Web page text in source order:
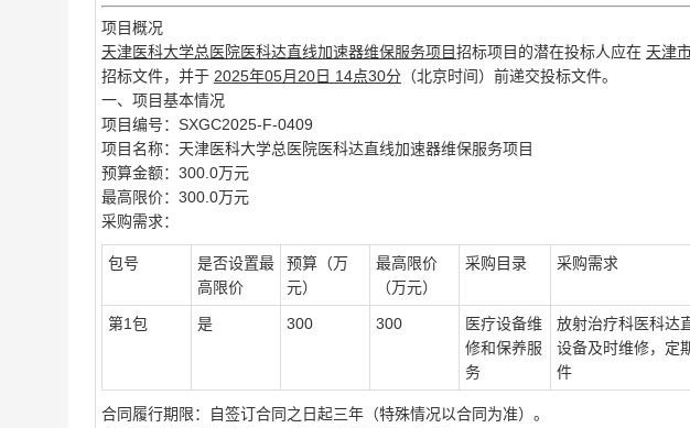
项目概况
天津医科大学总医院医科达直线加速器维保服务项目招标项目的潜在投标人应在 天津
招标文件，并于 2025年05月20日 14点30分 （北京时间）前递交投标文件。
一、项目基本情况
项目编号：SXGC2025-F-0409
项目名称：天津医科大学总医院医科达直线加速器维保服务项目
预算金额：300.0万元
最高限价：300.0万元
采购需求：
包号
是否设置最
高限价
预算（万
元）
最高限价
（万元）
采购目录 采购需求
第1包 是 300 300
医疗设备维
修和保养服
务
放射治疗科医科达
设备及时维修，定
件
合同履行期限：自签订合同之日起三年（特殊情况以合同为准）。